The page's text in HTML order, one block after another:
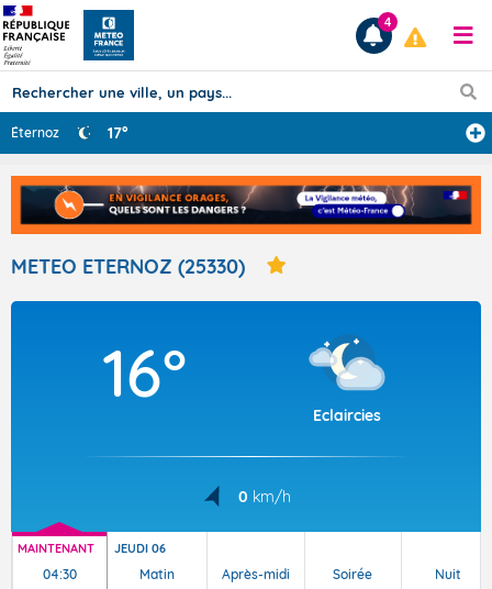
Prévisions
TOUS LES RÉSULTATS
Articles
4
Éternoz 17°
METEO ETERNOZ (25330)
16°
Eclaircies
0 km/h
MAINTENANT
04:30
JEUDI 06
Matin Après-midi Soirée Nuit